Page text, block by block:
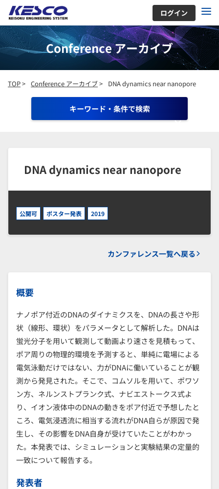
ログイン
Conference アーカイブ
TOP> Conference アーカイブ> DNA dynamics near nanopore
キーワード・条件で検索
DNA dynamics near nanopore
公開可 ポスター発表 2019
カンファレンス一覧へ戻る
概要
ナノポア付近のDNAのダイナミクスを、DNAの長さや形
状（線形、環状）をパラメータとして解析した。DNAは
蛍光分子を用いて観測して動画より速さを見積もって、
ポア周りの物理的環境を予測すると、単純に電場による
電気泳動だけではない、力がDNAに働いていることが観
測から発見された。そこで、コムソルを用いて、ポワソ
ン方、ネルンストプランク式、ナビエストークス式よ
り、イオン液体中のDNAの動きをポア付近で予想したと
ころ、電気浸透流に相当する流れがDNA自らが原因で発
生し、その影響をDNA自身が受けていたことがわかっ
た。本発表では、シミュレーションと実験結果の定量的
一致について報告する。
発表者